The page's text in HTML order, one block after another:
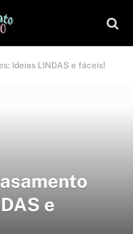
Ideias LINDAS e fáceis!
e